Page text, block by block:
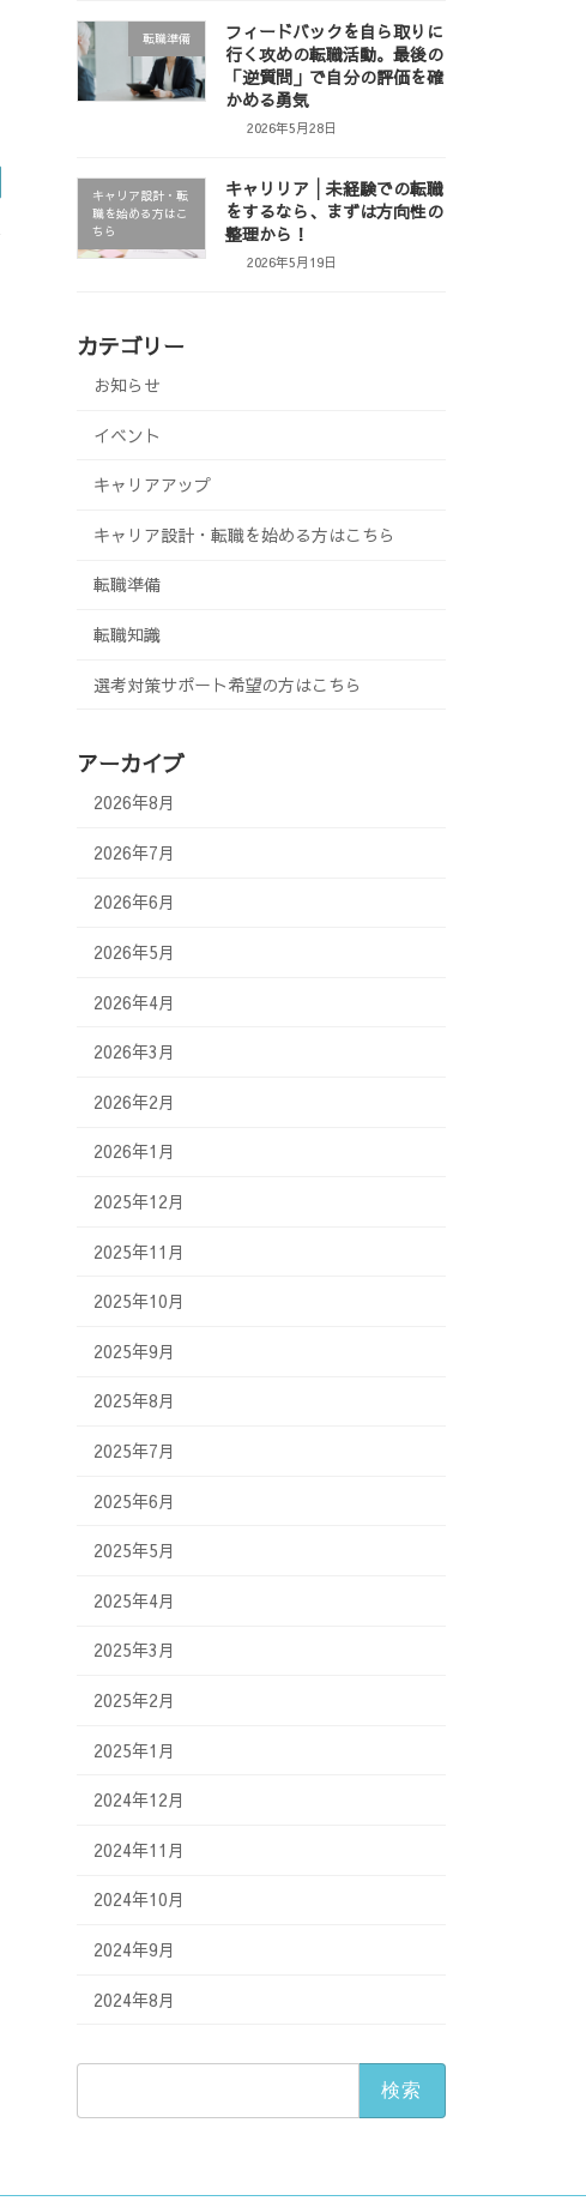
転職準備
フィードバックを自ら取りに
行く攻めの転職活動。最後の
「逆質問」で自分の評価を確
かめる勇気
2026年5月28日
キャリア設計・転
職を始める方はこ
ちら
キャリリア│未経験での転職
をするなら、まずは方向性の
整理から！
2026年5月19日
カテゴリー
お知らせ
イベント
キャリアアップ
キャリア設計・転職を始める方はこちら
転職準備
転職知識
選考対策サポート希望の方はこちら
アーカイブ
2026年8月
2026年7月
2026年6月
2026年5月
2026年4月
2026年3月
2026年2月
2026年1月
2025年12月
2025年11月
2025年10月
2025年9月
2025年8月
2025年7月
2025年6月
2025年5月
2025年4月
2025年3月
2025年2月
2025年1月
2024年12月
2024年11月
2024年10月
2024年9月
2024年8月